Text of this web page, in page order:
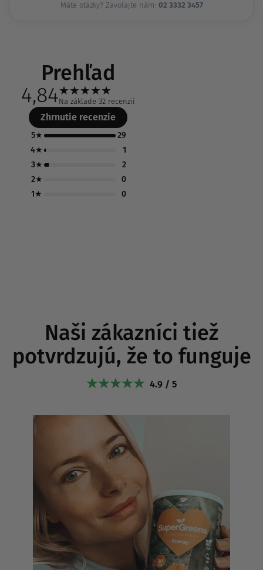
Máte otázky? Zavolajte nám: 02 3332 3457
Prehľad
4,84★★★★★
Na základe 32 recenzií
Zhrnutie recenzie
5★
29
4★
1
3★
2
2★
0
1★
0
Naši zákazníci tiež
potvrdzujú, že to funguje
4.9 / 5